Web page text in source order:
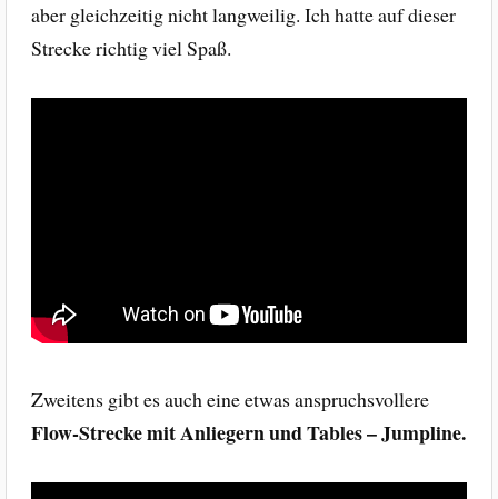
aber gleichzeitig nicht langweilig. Ich hatte auf dieser
Strecke richtig viel Spaß.
Zweitens gibt es auch eine etwas anspruchsvollere
Flow-Strecke mit Anliegern und Tables – Jumpline.